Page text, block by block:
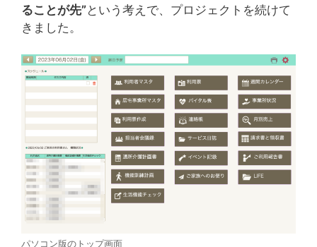
ることが先”という考えで、プロジェクトを続けて
きました。
パソコン版のトップ画面